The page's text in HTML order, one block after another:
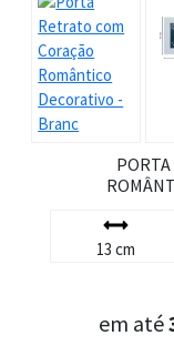
13 cm
em até